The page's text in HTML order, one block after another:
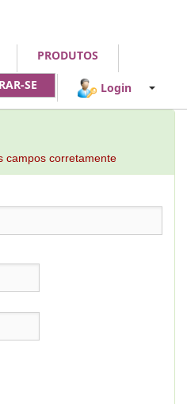
PRODUTOS
SE Login
campos corretamente